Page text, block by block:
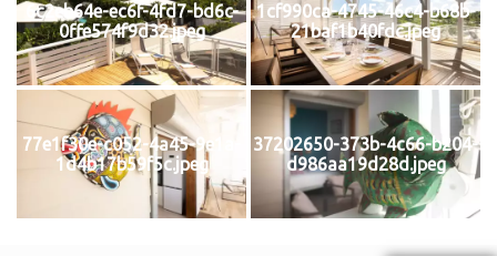
6c2eb64e-ec6f-4fd7-bd6c-
0ffe574f9d32.jpeg
1cf990ca-4745-46c4-b68b-
21baf1b40fdc.jpeg
77e1f30e-c052-4a45-9e1a-
1d4b17b59f5c.jpeg
37202650-373b-4c66-b204-
d986aa19d28d.jpeg